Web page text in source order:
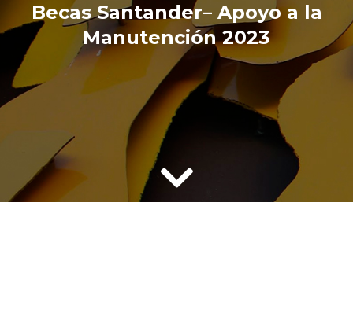
Becas Santander– Apoyo a la
Manutención 2023